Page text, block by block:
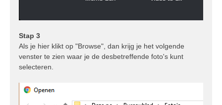
Stap 3
Als je hier klikt op "Browse", dan krijg je het volgende
venster te zien waar je de desbetreffende foto's kunt
selecteren.